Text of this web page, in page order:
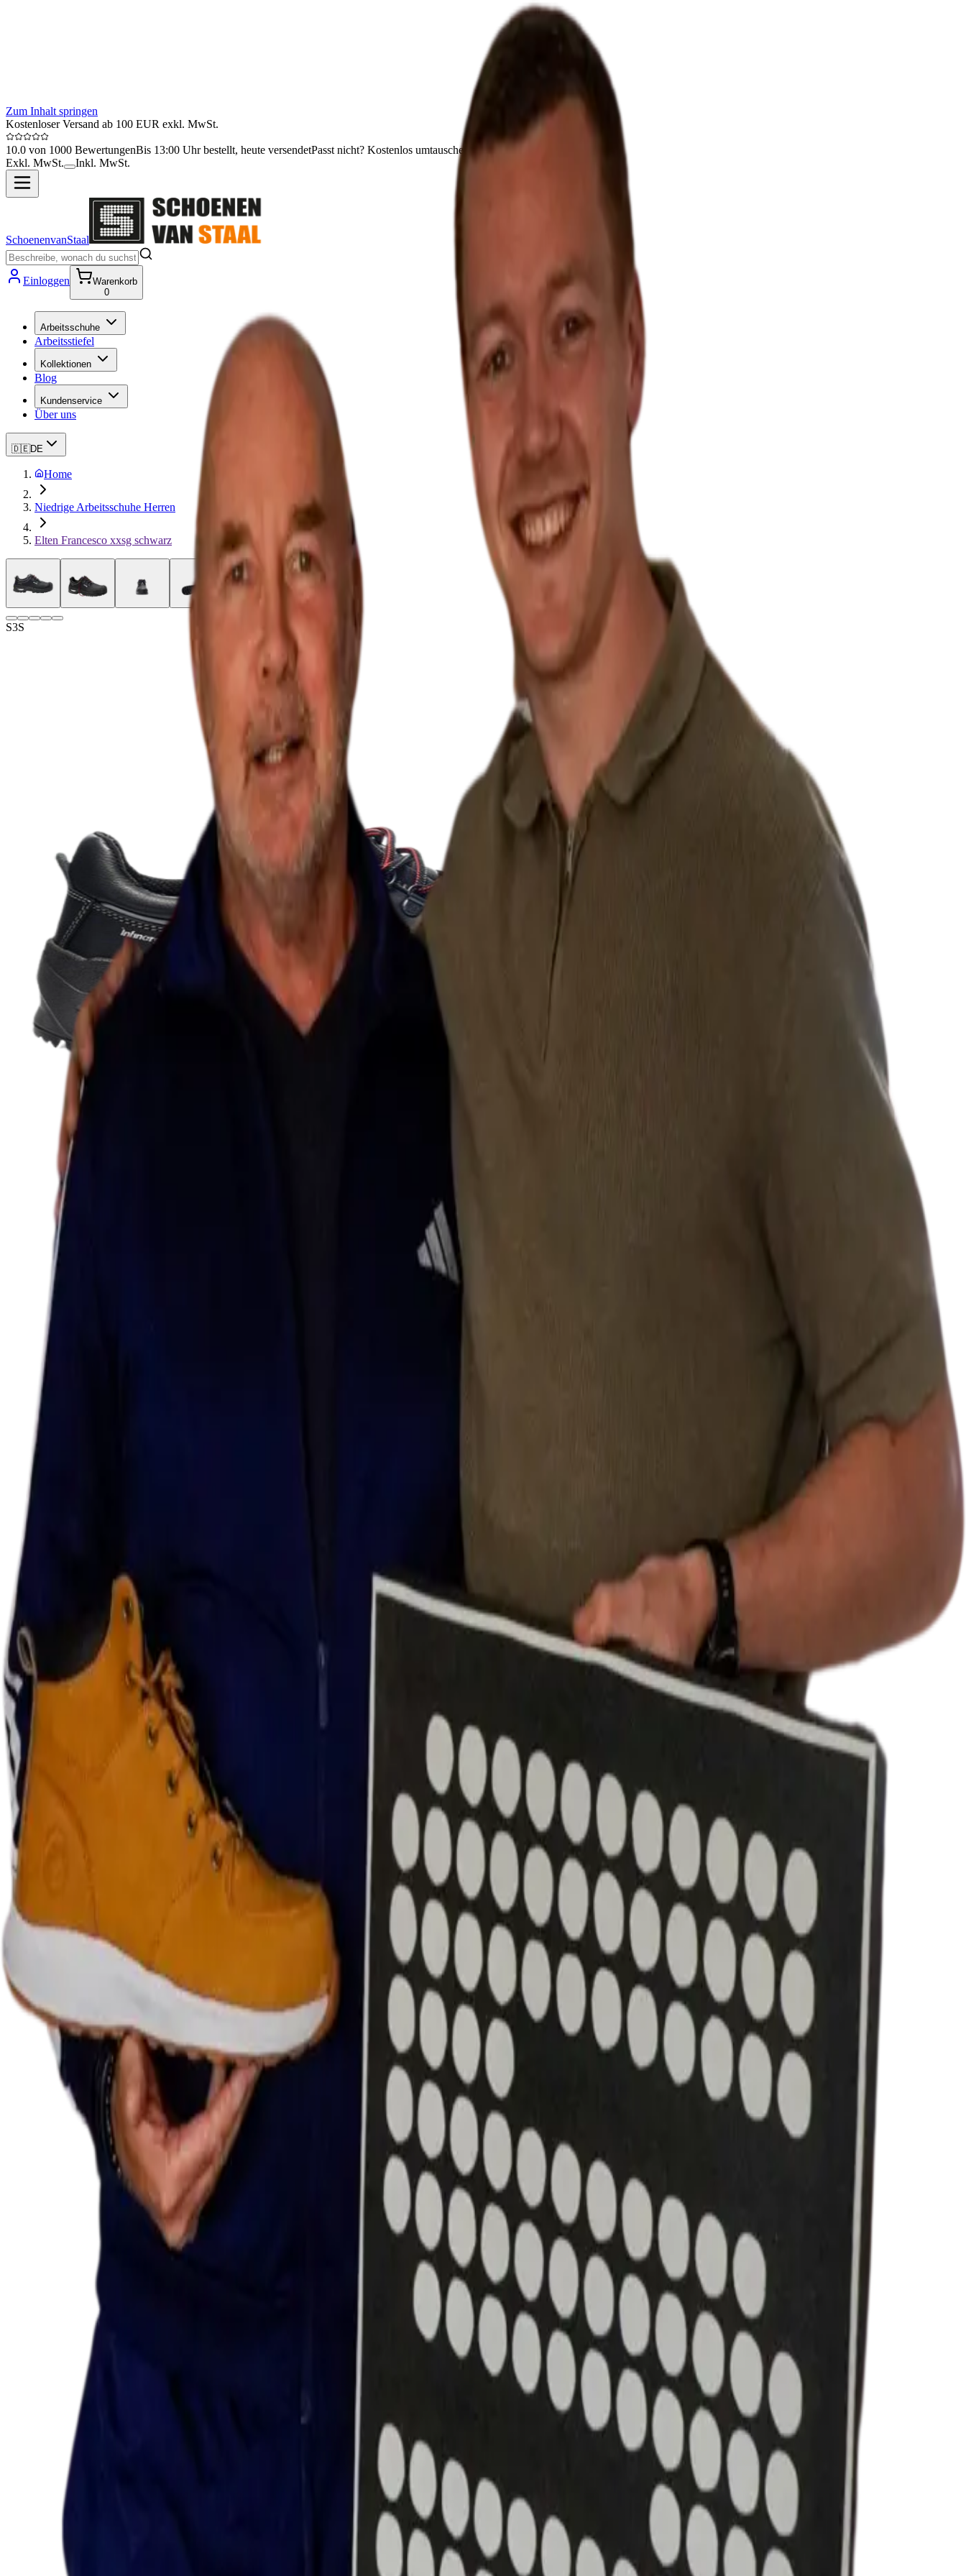
Zum Inhalt springen
Kostenloser Versand ab 100 EUR exkl. MwSt.
10.0 von 1000 BewertungenBis 13:00 Uhr bestellt, heute versendetPasst nicht? Kostenlos umtauschen
Exkl. MwSt.
Inkl. MwSt.
SchoenenvanStaal
Einloggen
Warenkorb
0
Arbeitsschuhe
Arbeitsstiefel
Kollektionen
Blog
Kundenservice
Über uns
🇩🇪DE
Home
Niedrige Arbeitsschuhe Herren
Elten Francesco xxsg schwarz
S3S